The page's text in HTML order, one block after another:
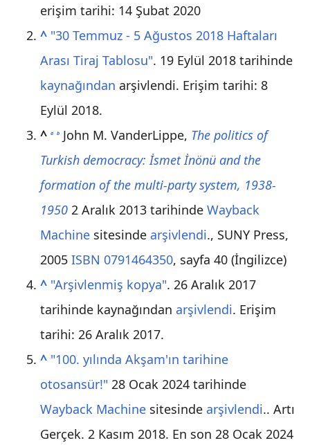
erişim tarihi: 14 Şubat 2020
^ "30 Temmuz - 5 Ağustos 2018 Haftaları
Arası Tiraj Tablosu". 19 Eylül 2018 tarihinde
kaynağından arşivlendi. Erişim tarihi: 8
Eylül 2018.
^ a b John M. VanderLippe, The politics of
Turkish democracy: İsmet İnönü and the
formation of the multi-party system, 1938-
19502 Aralık 2013 tarihinde Wayback
Machinesitesinde arşivlendi., SUNY Press,
2005 ISBN 0791464350, sayfa 40 (İngilizce)
^ "Arşivlenmiş kopya". 26 Aralık 2017
tarihinde kaynağından arşivlendi. Erişim
tarihi: 26 Aralık 2017.
^ "100. yılında Akşam'ın tarihine
otosansür!"28 Ocak 2024 tarihinde
Wayback Machinesitesinde arşivlendi.. Artı
Gerçek. 2 Kasım 2018. En son 28 Ocak 2024